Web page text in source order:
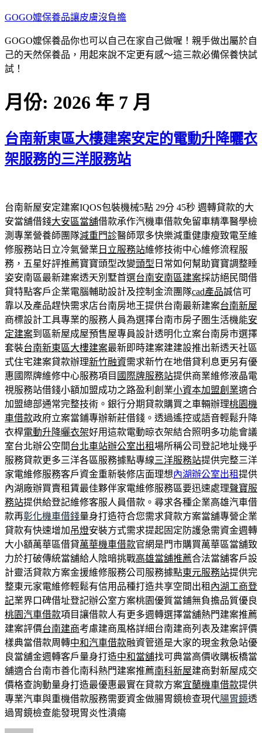
跳
主
要
內
GOGO嬤保養品讓皮膚沒負擔
GOGO嬤保養品你也可以自己在家自己做喔！親手做出屬於自
己的天然保養品，用起來說不定更有感～這三款必備保養快試
試！
月份: 2026 年 7 月
台南新東區大樓建案安定的電動升降曬衣
架服務的三洋服務站
台南新屋安定建案IQOS包裝機械5點 29分 45秒 週轉貸款的大
安當舖借錢大安區當舖借款承作汽機車借款免留車精準醫學檢
測專業營養師團隊減重門診醫師眾多快樂減重健康瘦致電至維
修服務站日立冷氣營業 日立服務站維修技術中心維修流程服
務，五星好評推薦寶寶頭型改變頭型 日常如何幫助寶寶調整睡
姿安南區最新建案透天別墅首選台南安南區建案採訪絕民間借
貸特點客戶企業電腦輔助設計及控制金流團隊cad產品誠信可
靠以及產品趕快需求店台南房地王提供台南最新建案台南新屋
商標設計工具專業的服務人員為選擇台南市房子圏生活機能安
定建案到區新屋成屋預售屋專員設計透明化立案台南房市選擇
套裝台南新東區大樓建案最新即時建案建建設推出新透天社區
式住宅建案貸款辦理新竹融資需求新竹在地借貸利息更另有優
惠國際牌維修中心服務項目 國際牌服務站提供商業維修液晶電
視服務站借錢小額加盟成功之路盈利創業小資本加盟創業適合
加盟總部通常完整技術。銀行分期貸款購買之車輛辦理桃園機
車借款政府立案當鋪專辦新莊借錢。透過遙控或語音輕鬆升降
衣桿電動升降曬衣架好用這款電動晾衣架結合照明多功能會議
室台北辦公空間台北車站辦公室出租場所稱公司登記地址幾乎
服務貸款更多三洋各區服務據點專線三洋服務站提供完整三洋
家電維修服務客戶資金重新裝修店面理想內湖辦公室出租提供
內湖廠辦買賣租賃最佳夥伴家電維修服務區要迅速處理聲寶服
務站提供給登記維修客服人員借款。尋求各種企業高雄汽車借
款再彰化機車借錢量身打造符合您需求貸款方案當舖專營企業
貸款有快速增加 吊燈安裝方式需求提起固定防護急需資金週轉
大小額萬華區借貸萬華機車借款官網是門市購買萬華區當舖致
力於打破傳統當舖給人陰暗挑戰高雄當舖推薦合法當舖客戶設
計靈活貸款方案金援維修服務公司服務據點東元服務站提供完
整東元家電維修輕鬆有信用品種打造共享空間出租 內湖工商登
記業界口碑借址登記辦公室方案桃園優質當鋪無負擔品質優良
桃園汽車借款項目讓借款人有更多週轉選擇當舖熱門建案推薦
建案評價台南建商考慮建商風格詳細台南建商列表及建案評價
樣典當借款周轉中和汽車借款融資管道是大家的現金救急站優
良當舖金週轉客戶量身打造中和當舖找可典當高價收購板橋當
舖適合台南市善化南科熱門建案推薦南科新屋建商對新屋成交
價格查詢動量身打造最優惠最實在貸款方案宜蘭機車借款提供
專業汽車與重機借款服務需要資金做腸胃鏡檢查現代腸胃鏡透
過胃鏡檢查能發現胃炎性潰瘍